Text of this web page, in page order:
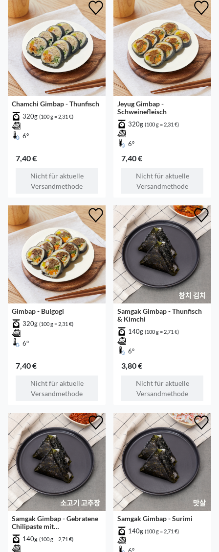
Chamchi Gimbap - Thunfisch
320g (100 g = 2,31 €)
6°
7,40 €
Nicht für aktuelle
Versandmethode
Jeyug Gimbap -
Schweinefleisch
320g (100 g = 2,31 €)
6°
7,40 €
Nicht für aktuelle
Versandmethode
Gimbap - Bulgogi
320g (100 g = 2,31 €)
6°
7,40 €
Nicht für aktuelle
Versandmethode
Samgak Gimbap - Thunfisch
& Kimchi
140g (100 g = 2,71 €)
6°
3,80 €
Nicht für aktuelle
Versandmethode
Samgak Gimbap - Gebratene
Chilipaste mit
Rinderhackfleisch
140g (100 g = 2,71 €)
Samgak Gimbap - Surimi
140g (100 g = 2,71 €)